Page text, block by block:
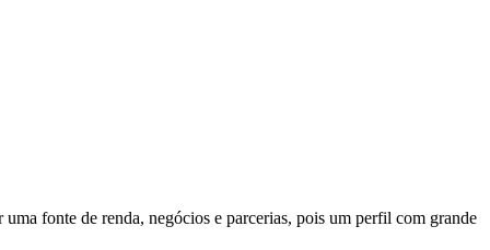
fonte de renda, negócios e parcerias, pois um perfil com grande